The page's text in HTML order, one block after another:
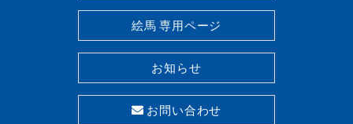
絵馬 専用ページ
お知らせ
お問い合わせ